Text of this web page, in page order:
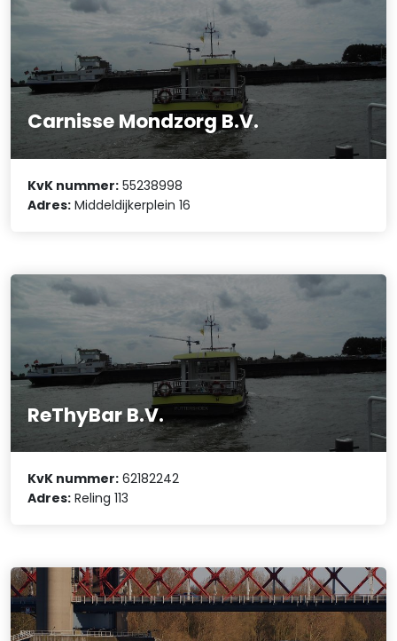
Carnisse Mondzorg B.V.
KvK nummer: 55238998
Adres: Middeldijkerplein 16
ReThyBar B.V.
KvK nummer: 62182242
Adres: Reling 113